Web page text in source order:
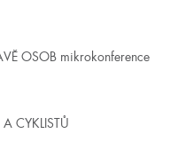
OSOB mikrokonference
CYKLISTŮ